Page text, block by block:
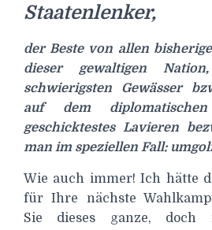
Staatenlenker,
der Beste von allen
dieser gewaltigen
schwierigsten Gewässer
auf dem
geschicktestes Lavieren
man im speziellen Fall:
Wie auch immer! Ich hätte
für Ihre nächste
Sie dieses ganze, doch